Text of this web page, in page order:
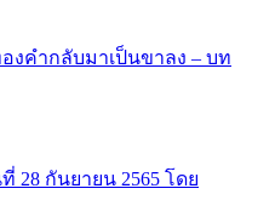
งคำกลับมาเป็นขาลง – บท
28 กันยายน 2565 โดย